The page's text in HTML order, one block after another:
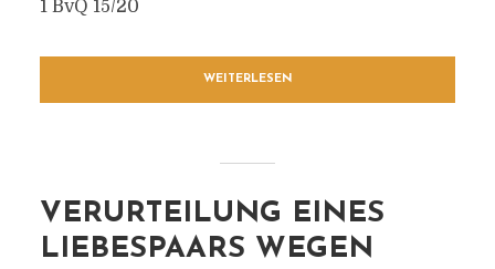
1 BvQ 15/20
WEITERLESEN
VERURTEILUNG EINES
LIEBESPAARS WEGEN